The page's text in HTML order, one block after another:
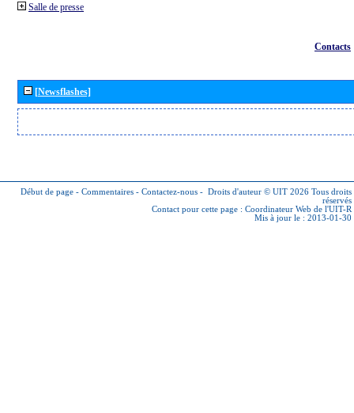
Salle de presse
Contacts
[Newsflashes]
Début de page - Commentaires - Contactez-nous - Droits d'auteur © UIT 2026 Tous droits
réservés
Contact pour cette page : Coordinateur Web de l'UIT-R
Mis à jour le : 2013-01-30